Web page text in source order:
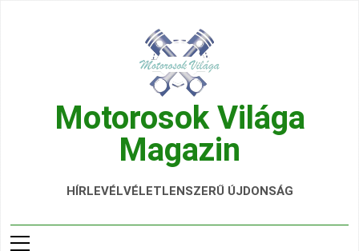
Motorosok Világa
Magazin
Hírek, Tesztek, Élmények Egy Helyen!
HÍRLEVÉLVÉLETLENSZERŰ ÚJDONSÁG